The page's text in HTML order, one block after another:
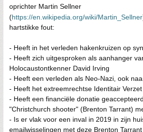
oprichter Martin Sellner
(https://en.wikipedia.org/wiki/Martin_Sellner
hartstikke fout:
- Heeft in het verleden hakenkruizen op
- Heeft zich uitgesproken als aanhanger
Holocaustontkenner David Irving
- Heeft een verleden als Neo-Nazi, ook
- Heeft het extreemrechtse Identitair
- Heeft een financiële donatie
"Christchurch shooter" (Brenton Tarrant)
- Is er vlak voor een inval in 2019 in zijn
emailwisselingen met deze Brenton